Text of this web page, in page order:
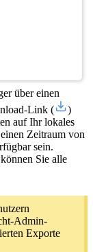
über einen
Link (
)
auf Ihr lokales
Zeitraum von
sein.
Sie alle
Admin-
Exporte